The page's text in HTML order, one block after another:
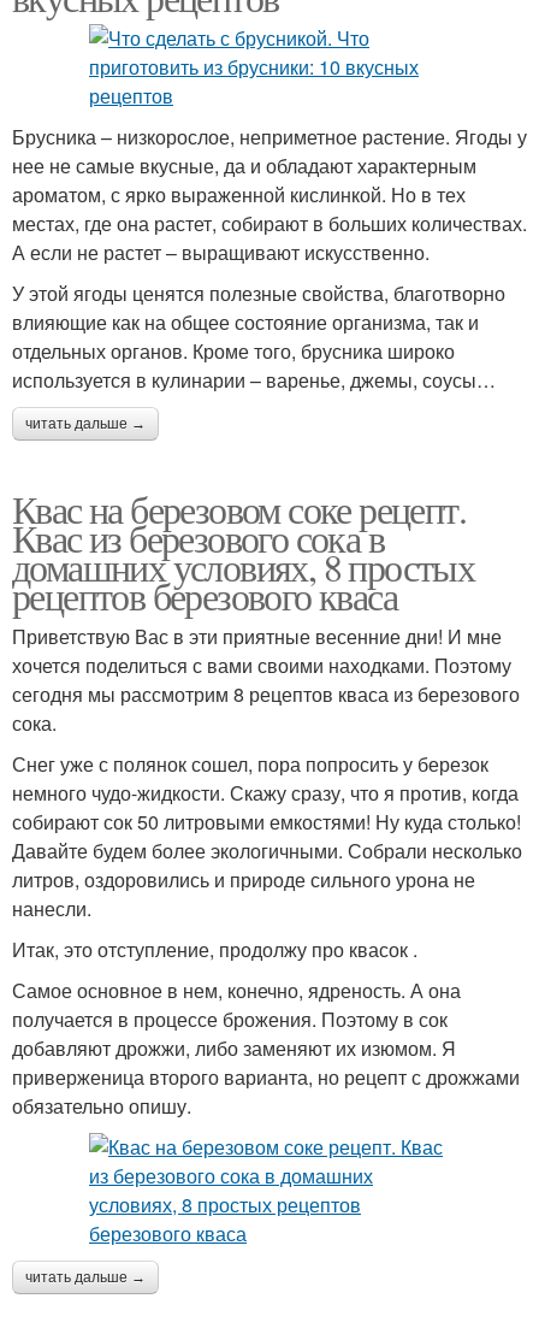
Брусника – низкорослое, неприметное растение. Ягоды у
нее не самые вкусные, да и обладают характерным
ароматом, с ярко выраженной кислинкой. Но в тех
местах, где она растет, собирают в больших количествах.
А если не растет – выращивают искусственно.
У этой ягоды ценятся полезные свойства, благотворно
влияющие как на общее состояние организма, так и
отдельных органов. Кроме того, брусника широко
используется в кулинарии – варенье, джемы, соусы…
читать дальше →
Квас на березовом соке рецепт.
Квас из березового сока в
домашних условиях, 8 простых
рецептов березового кваса
Приветствую Вас в эти приятные весенние дни! И мне
хочется поделиться с вами своими находками. Поэтому
сегодня мы рассмотрим 8 рецептов кваса из березового
сока.
Снег уже с полянок сошел, пора попросить у березок
немного чудо-жидкости. Скажу сразу, что я против, когда
собирают сок 50 литровыми емкостями! Ну куда столько!
Давайте будем более экологичными. Собрали несколько
литров, оздоровились и природе сильного урона не
нанесли.
Итак, это отступление, продолжу про квасок .
Самое основное в нем, конечно, ядреность. А она
получается в процессе брожения. Поэтому в сок
добавляют дрожжи, либо заменяют их изюмом. Я
приверженица второго варианта, но рецепт с дрожжами
обязательно опишу.
читать дальше →